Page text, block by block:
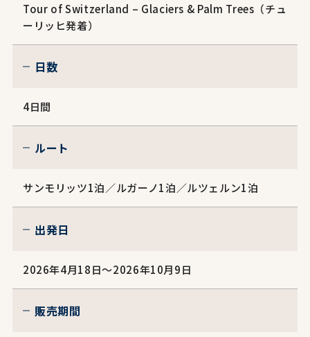
Tour of Switzerland – Glaciers & Palm Trees（チュ
ーリッヒ発着）
日数
4日間
ルート
サンモリッツ1泊／ルガーノ1泊／ルツェルン1泊
出発日
2026年4月18日～2026年10月9日
販売期間